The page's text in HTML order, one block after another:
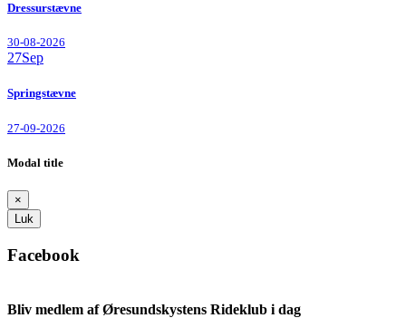
Dressurstævne
30-08-2026
27Sep
Springstævne
27-09-2026
Modal title
×
Luk
Facebook
Bliv medlem af Øresundskystens Rideklub i dag